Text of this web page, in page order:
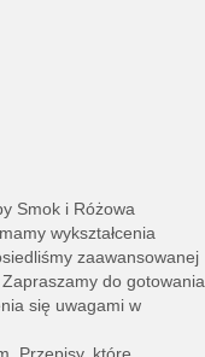
Smok i Różowa
wykształcenia
zaawansowanej
do gotowania
się uwagami w